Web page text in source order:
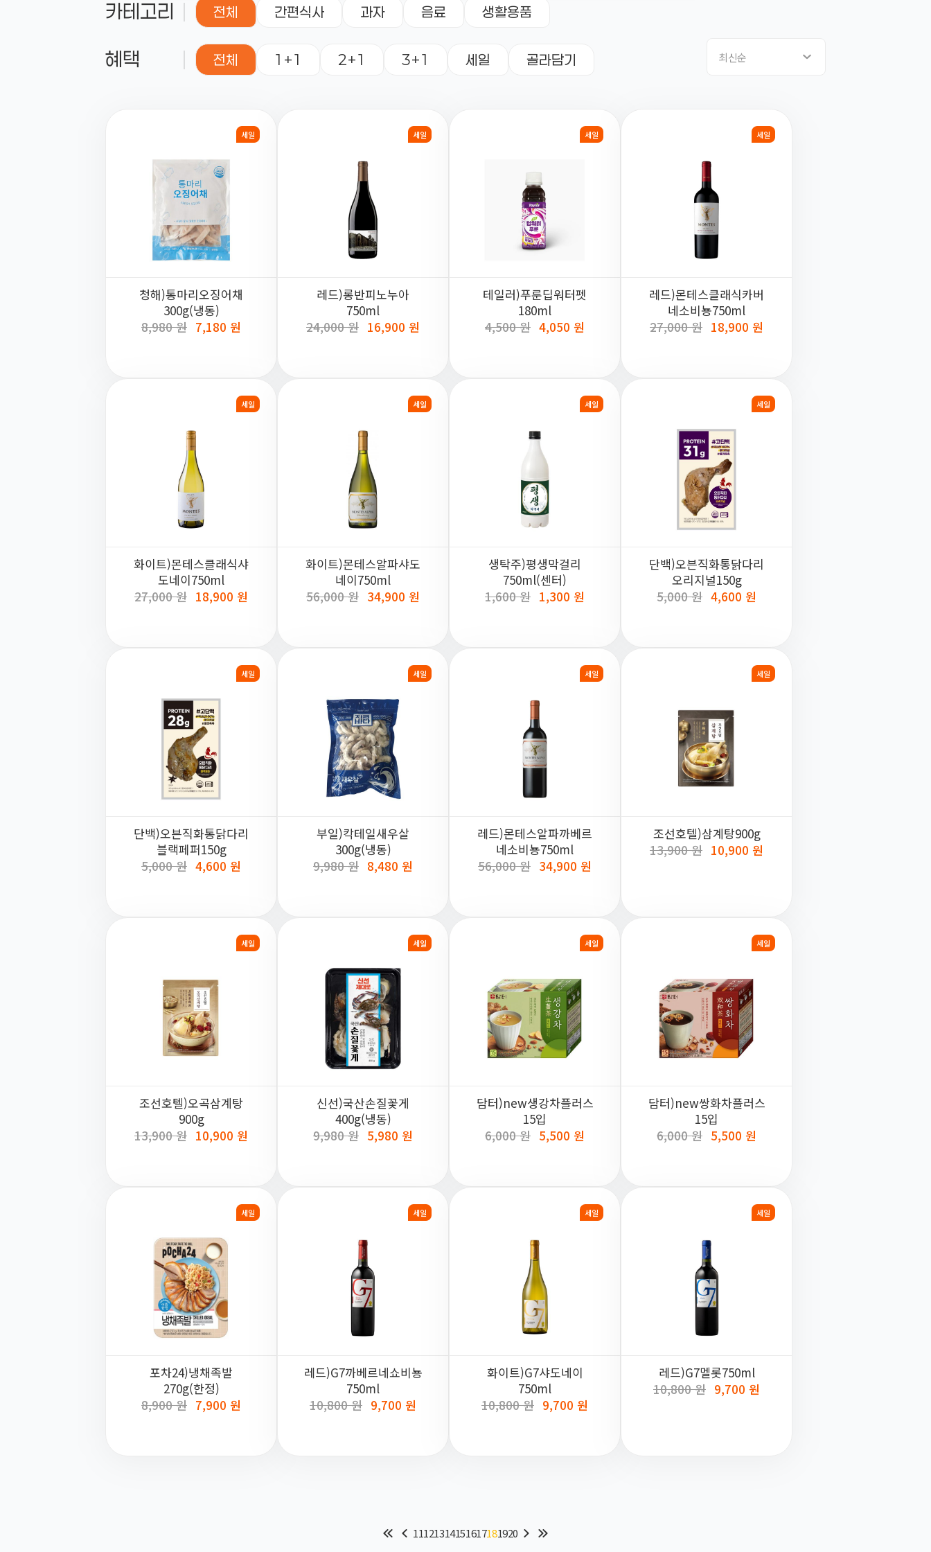
카테고리 전체 간편식사 과자 음료 생활용품
혜택 전체 1+1 2+1 3+1 세일 골라담기 최신순
세일
청해)통마리오징어채
300g(냉동)
8,980 원 7,180 원
세일
레드)롱반피노누아
750ml
24,000 원 16,900 원
세일
테일러)푸룬딥워터펫
180ml
4,500 원 4,050 원
세일
레드)몬테스클래식카버
네소비뇽750ml
27,000 원 18,900 원
세일
화이트)몬테스클래식샤
도네이750ml
27,000 원 18,900 원
세일
화이트)몬테스알파샤도
네이750ml
56,000 원 34,900 원
세일
생탁주)평생막걸리
750ml(센터)
1,600 원 1,300 원
세일
단백)오븐직화통닭다리
오리지널150g
5,000 원 4,600 원
세일
단백)오븐직화통닭다리
블랙페퍼150g
5,000 원 4,600 원
세일
부일)칵테일새우살
300g(냉동)
9,980 원 8,480 원
세일
레드)몬테스알파까베르
네소비뇽750ml
56,000 원 34,900 원
세일
조선호텔)삼계탕900g
13,900 원 10,900 원
세일
조선호텔)오곡삼계탕
900g
13,900 원 10,900 원
세일
신선)국산손질꽃게
400g(냉동)
9,980 원 5,980 원
세일
담터)new생강차플러스
15입
6,000 원 5,500 원
세일
담터)new쌍화차플러스
15입
6,000 원 5,500 원
세일
포차24)냉채족발
270g(한정)
8,900 원 7,900 원
세일
레드)G7까베르네쇼비뇽
750ml
10,800 원 9,700 원
세일
화이트)G7샤도네이
750ml
10,800 원 9,700 원
세일
레드)G7멜롯750ml
10,800 원 9,700 원
11121314151617181920